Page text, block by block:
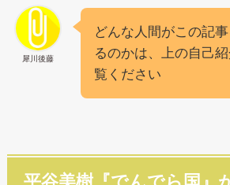
犀川後藤
どんな人間がこの記
るのかは、上の自己
覧ください